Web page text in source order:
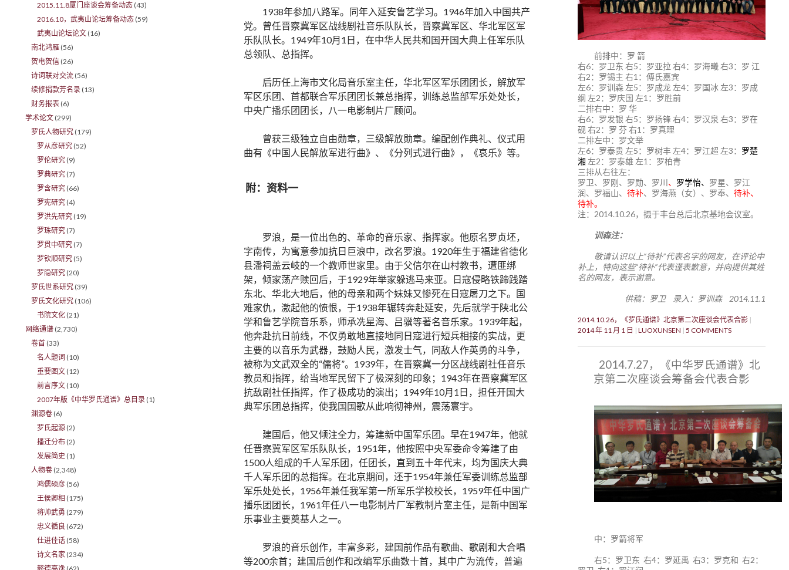
1938年参加八路军。同年入延安鲁艺学习。1946年加入中国共产
党。曾任晋察冀军区战线剧社音乐队队长，晋察冀军区、华北军区军
乐队队长。1949年10月1日，在中华人民共和国开国大典上任军乐队
总领队、总指挥。
后历任上海市文化局音乐室主任，华北军区军乐团团长，解放军
军区乐团、首都联合军乐团团长兼总指挥，训练总监部军乐处处长，
中央广播乐团团长，八一电影制片厂顾问。
曾获三级独立自由勋章，三级解放勋章。编配创作典礼、仪式用
曲有《中国人民解放军进行曲》、《分列式进行曲》，《哀乐》等。
附：资料一
罗浪，是一位出色的、革命的音乐家、指挥家。他原名罗贞坯，
字南传，为寓意参加抗日巨浪中，改名罗浪。1920年生于福建省德化
县潘祠盖云岐的一个教师世家里。由于父信尔在山村教书，遭匪绑
架，倾家荡产赎回后，于1929年举家躲逃马来亚。日寇侵略铁蹄践踏
东北、华北大地后，他的母亲和两个妹妹又惨死在日寇屠刀之下。国
难家仇，激起他的愤恨，于1938年辗转奔赴延安，先后就学于陕北公
学和鲁艺学院音乐系，师承冼星海、吕骥等著名音乐家。1939年起，
他奔赴抗日前线，不仅勇敢地直接地同日寇进行短兵相接的实战，更
主要的以音乐为武器，鼓励人民，激发士气，同敌人作英勇的斗争，
被称为文武双全的“儒将”。1939年，在晋察冀一分区战线剧社任音乐
教员和指挥，给当地军民留下了极深刻的印象；1943年在晋察冀军区
抗敌剧社任指挥，作了极成功的演出；1949年10月1日，担任开国大
典军乐团总指挥，使我国国歌从此响彻神州，震荡寰宇。
建国后，他又倾注全力，筹建新中国军乐团。早在1947年，他就
任晋察冀军区军乐队队长，1951年，他按照中央军委命令筹建了由
1500人组成的千人军乐团，任团长，直到五十年代末，均为国庆大典
千人军乐团的总指挥。在北京期间，还于1954年兼任军委训练总监部
军乐处处长，1956年兼任我军第一所军乐学校校长，1959年任中国广
播乐团团长，1961年任八一电影制片厂军教制片室主任，是新中国军
乐事业主要奠基人之一。
罗浪的音乐创作，丰富多彩，建国前作品有歌曲、歌剧和大合唱
等200余首；建国后创作和改编军乐曲数十首，其中广为流传，普遍
前排中：罗 箭
右6：罗卫东 右5：罗亚拉 右4：罗海曦 右3：罗 江
右2：罗锡主 右1：傅氏嘉宾
左6：罗训森 左5：罗成龙 左4：罗国冰 左3：罗成
纲 左2：罗庆国 左1：罗胜前
二排右中：罗 华
右6：罗发银 右5：罗扬锋 右4：罗汉泉 右3：罗在
砚 右2：罗 芬 右1：罗真理
二排左中：罗文举
左6：罗泰贵 左5：罗树丰 左4：罗江超 左3： 罗楚
湘 左2：罗泰雄 左1：罗柏青
三排从右往左：
罗卫、罗刚、罗勋、罗川、 罗学怡、 罗星、罗江
润、罗福山、 待补、罗海燕（女）、罗奉、 待补、
待补。
注：2014.10.26，摄于丰台总后北京基地会议室。
训森注：
敬请认识以上“待补”代表名字的网友，在评论中
补上，特向这些“待补”代表谨表歉意，并向提供其姓
名的网友，表示谢意。
供稿：罗卫 录入：罗训森 2014.11.1
2014.10.26，《罗氏通谱》北京第二次座谈会代表合影
2014 年 11 月 1 日
LUOXUNSEN 5 COMMENTS
2014.7.27，《中华罗氏通谱》北
京第二次座谈会筹备会代表合影
中：罗箭将军
右5：罗卫东 右4：罗延禹 右3：罗克和 右2：
2015.11.8厦门座谈会筹备动态 (43)
2016.10，武夷山论坛筹备动态 (59)
武夷山论坛论文 (16)
南北鸿雁 (56)
贺电贺信 (26)
诗词联对交流 (56)
续修捐款芳名录 (13)
财务报表 (6)
学术论文 (299)
罗氏人物研究 (179)
罗从彦研究 (52)
罗伦研究 (9)
罗典研究 (7)
罗含研究 (66)
罗宪研究 (4)
罗洪先研究 (19)
罗珠研究 (7)
罗贯中研究 (7)
罗钦顺研究 (5)
罗隐研究 (20)
罗氏世系研究 (39)
罗氏文化研究 (106)
书院文化 (21)
网络通谱 (2,730)
卷首 (33)
名人题词 (10)
重要图文 (12)
前言序文 (10)
2007年版《中华罗氏通谱》总目录 (1)
渊源卷 (6)
罗氏起源 (2)
播迁分布 (2)
发展简史 (1)
人物卷 (2,348)
鸿儒硕彦 (56)
王侯卿相 (175)
将帅武勇 (279)
忠义循良 (672)
仕进佳话 (58)
诗文名家 (234)